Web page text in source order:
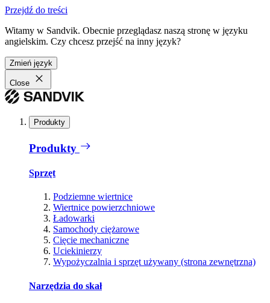
Przejdź do treści
Witamy w Sandvik. Obecnie przeglądasz naszą stronę w języku
angielskim. Czy chcesz przejść na inny język?
Zmień język
Close
Produkty
Produkty
Sprzęt
Podziemne wiertnice
Wiertnice powierzchniowe
Ładowarki
Samochody ciężarowe
Cięcie mechaniczne
Uciekinierzy
Wypożyczalnia i sprzęt używany (strona zewnętrzna)
Narzędzia do skał